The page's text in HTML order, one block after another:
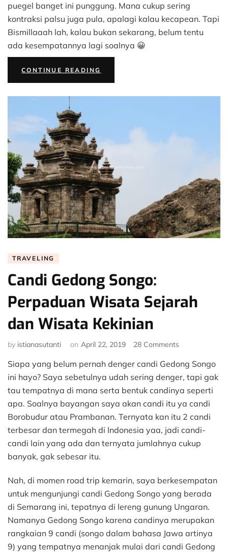
puegel banget ini punggung. Mana cukup sering
kontraksi palsu juga pula, apalagi kalau kecapean. Tapi
Bismillaaah lah, kalau bukan sekarang, belum tentu
ada kesempatannya lagi soalnya 😀
CONTINUE READINGTRIP
TENGAH
WISATA
TRAVELING
Candi Gedong Songo:
Perpaduan Wisata Sejarah
dan Wisata Kekinian
by istianasutanti on April 22, 2019 28 Comments
Gedong
Songo:
Perpaduan
Wisata
Sejarah
dan
Wisata
Kekinian
Siapa yang belum pernah denger candi Gedong Songo
ini hayo? Saya sebetulnya udah sering denger, tapi gak
tau tempatnya di mana serta bentuk candinya seperti
apa. Soalnya bayangan saya akan candi itu ya candi
Borobudur atau Prambanan. Ternyata kan itu 2 candi
terbesar dan termegah di Indonesia yaa, jadi candi-
candi lain yang ada dan ternyata jumlahnya cukup
banyak, gak sebesar itu.
Nah, di momen road trip kemarin, saya berkesempatan
untuk mengunjungi candi Gedong Songo yang berada
di Semarang ini, tepatnya di lereng gunung Ungaran.
Namanya Gedong Songo karena candinya merupakan
rangkaian 9 candi (songo dalam bahasa Jawa artinya
9) yang tempatnya menanjak mulai dari candi Gedong